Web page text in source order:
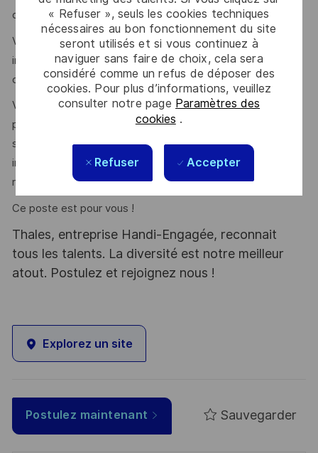
« Refuser », seuls les cookies techniques
nécessaires au bon fonctionnement du site
seront utilisés et si vous continuez à
naviguer sans faire de choix, cela sera
considéré comme un refus de déposer des
cookies. Pour plus d’informations, veuillez
consulter notre page Paramètres des
cookies .
Refuser Accepter
dans votre carrière.
Vous serez intégré dans une équipe dynamique et
innovante, où la collaboration et le soutien mutuel sont au
cœur de notre culture.
Vous êtes passionné par les défis techniques autour des
programmes de migration applicative dans le cloud et
souhaitez travailler dans un environnement dynamique et
innovant, tout en contribuant à un monde plus sûr,
respectueux de l’environnement et inclusif ?
Ce poste est pour vous !
Thales, entreprise Handi-Engagée, reconnait
tous les talents. La diversité est notre meilleur
atout. Postulez et rejoignez nous !
Explorez un site
Postulez maintenant Sauvegarder